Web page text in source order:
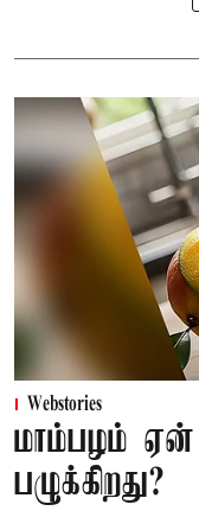
Webstories
மாம்பழம்
பழுக்கிறது?